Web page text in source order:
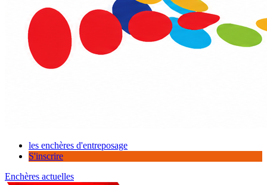
les enchères d'entreposage
S'inscrire
Enchères actuelles